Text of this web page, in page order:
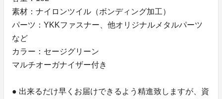
素材：ナイロンツイル（ボンディング加工）
パーツ：YKKファスナー、他オリジナルメタルパーツ
など
カラー：セージグリーン
マルチオーガナイザー付き
● 出来るだけ早くお届けできるよう精進致しますが、資